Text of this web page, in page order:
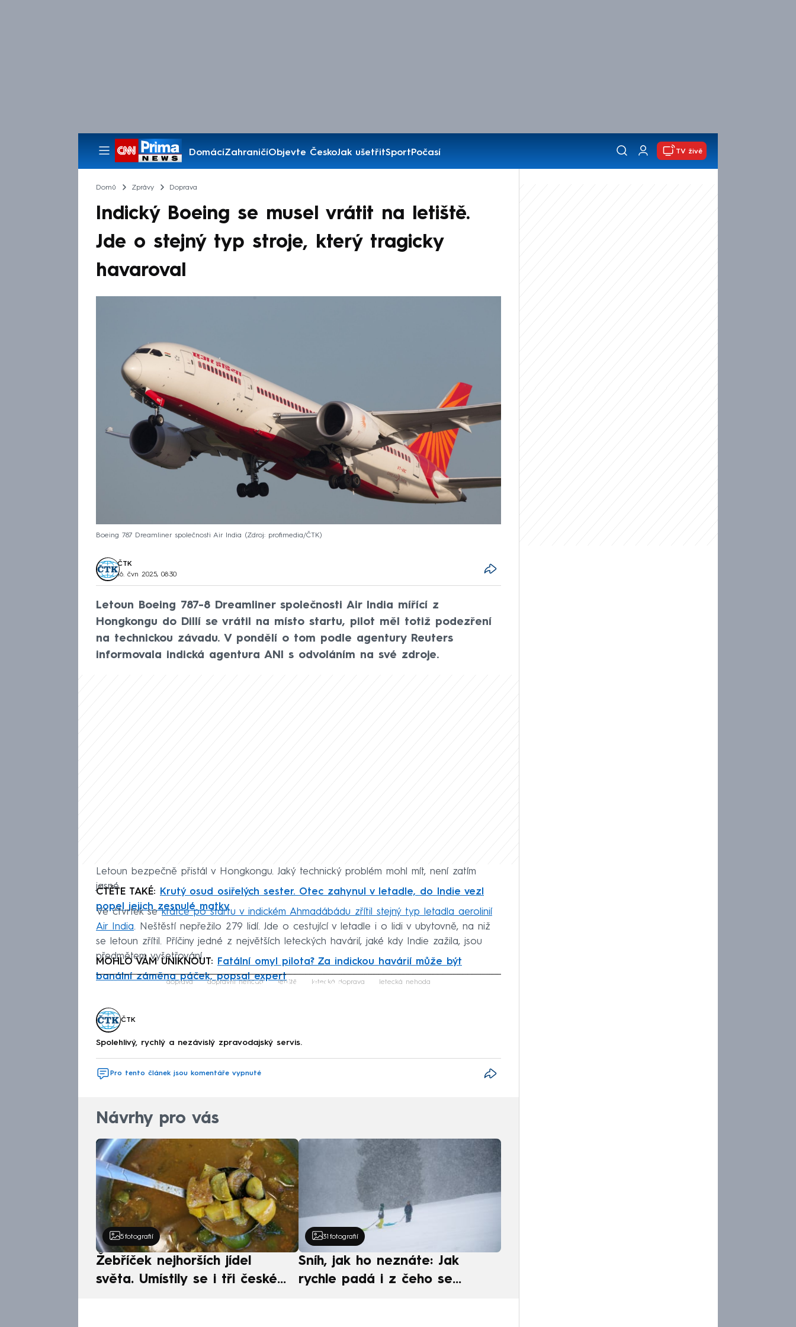
DomácíZahraničíObjevte ČeskoJak ušetřitSportPočasí
Pořady
TV živě
Domů Zprávy Doprava
Indický Boeing se musel vrátit na letiště.
Jde o stejný typ stroje, který tragicky
havaroval
Boeing 787 Dreamliner společnosti Air India Zdroj: profimedia/ČTK
ČTK
16. čvn 2025, 08:30
Letoun Boeing 787-8 Dreamliner společnosti Air India mířící z
Hongkongu do Dillí se vrátil na místo startu, pilot měl totiž podezření
na technickou závadu. V pondělí o tom podle agentury Reuters
informovala indická agentura ANI s odvoláním na své zdroje.
Letoun bezpečně přistál v Hongkongu. Jaký technický problém mohl mít, není zatím
jasné.
ČTĚTE TAKÉ:
Krutý osud osiřelých sester. Otec zahynul v letadle, do Indie vezl
popel jejich zesnulé matky
Ve čtvrtek sekrátce po startu v indickém Ahmadábádu zřítil stejný typ letadla aerolinií
Air India. Neštěstí nepřežilo 279 lidí. Jde o cestující v letadle i o lidi v ubytovně, na niž
se letoun zřítil. Příčiny jedné z největších leteckých havárií, jaké kdy Indie zažila, jsou
předmětem vyšetřování.
MOHLO VÁM UNIKNOUT:
Fatální omyl pilota? Za indickou havárií může být
banální záměna páček, popsal expert
Failed to fetch
doprava dopravní nehoda letiště letecká doprava letecká nehoda
ČTK
Spolehlivý, rychlý a nezávislý zpravodajský servis.
Pro tento článek jsou komentáře vypnuté
Návrhy pro vás
5 fotografií
Žebříček nejhorších jídel
světa. Umístily se i tři české
31 fotografií
Sníh, jak ho neznáte: Jak
rychle padá i z čeho se